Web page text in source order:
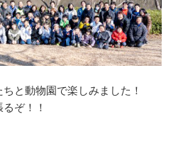
と動物園で楽しみました！
ぞ！！